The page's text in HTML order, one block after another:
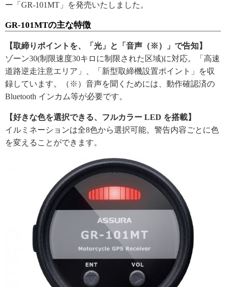
ー「GR-101MT」を発売いたしました。
GR-101MTの主な特徴
【取締りポイントを、「光」と「音声（※）」で告知】
ゾーン30(制限速度30キロに制限された区域)に対応。「高速
道路逆走注意エリア」、「新型取締機設置ポイント」を収
録しています。（※）音声を聞くためには、動作確認済の
Bluetooth インカム等が必要です。
【好きな色を選択できる、フルカラー LED を搭載】
イルミネーションは全8色から選択可能。警告内容ごとに色
を変えることができます。